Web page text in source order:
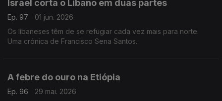
Israel corta o Líbano em duas partes
Ep. 97
01 jun. 2026
Os líbaneses têm de se refugiar cada vez mais para norte.
Uma crónica de Francisco Sena Santos.
A febre do ouro na Etiópia
Ep. 96
29 mai. 2026